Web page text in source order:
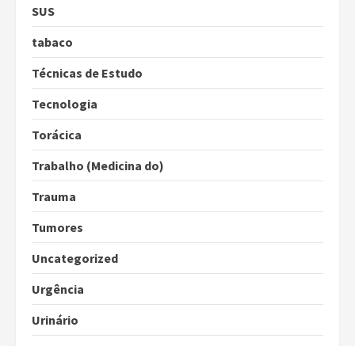
SUS
tabaco
Técnicas de Estudo
Tecnologia
Torácica
Trabalho (Medicina do)
Trauma
Tumores
Uncategorized
Urgência
Urinário